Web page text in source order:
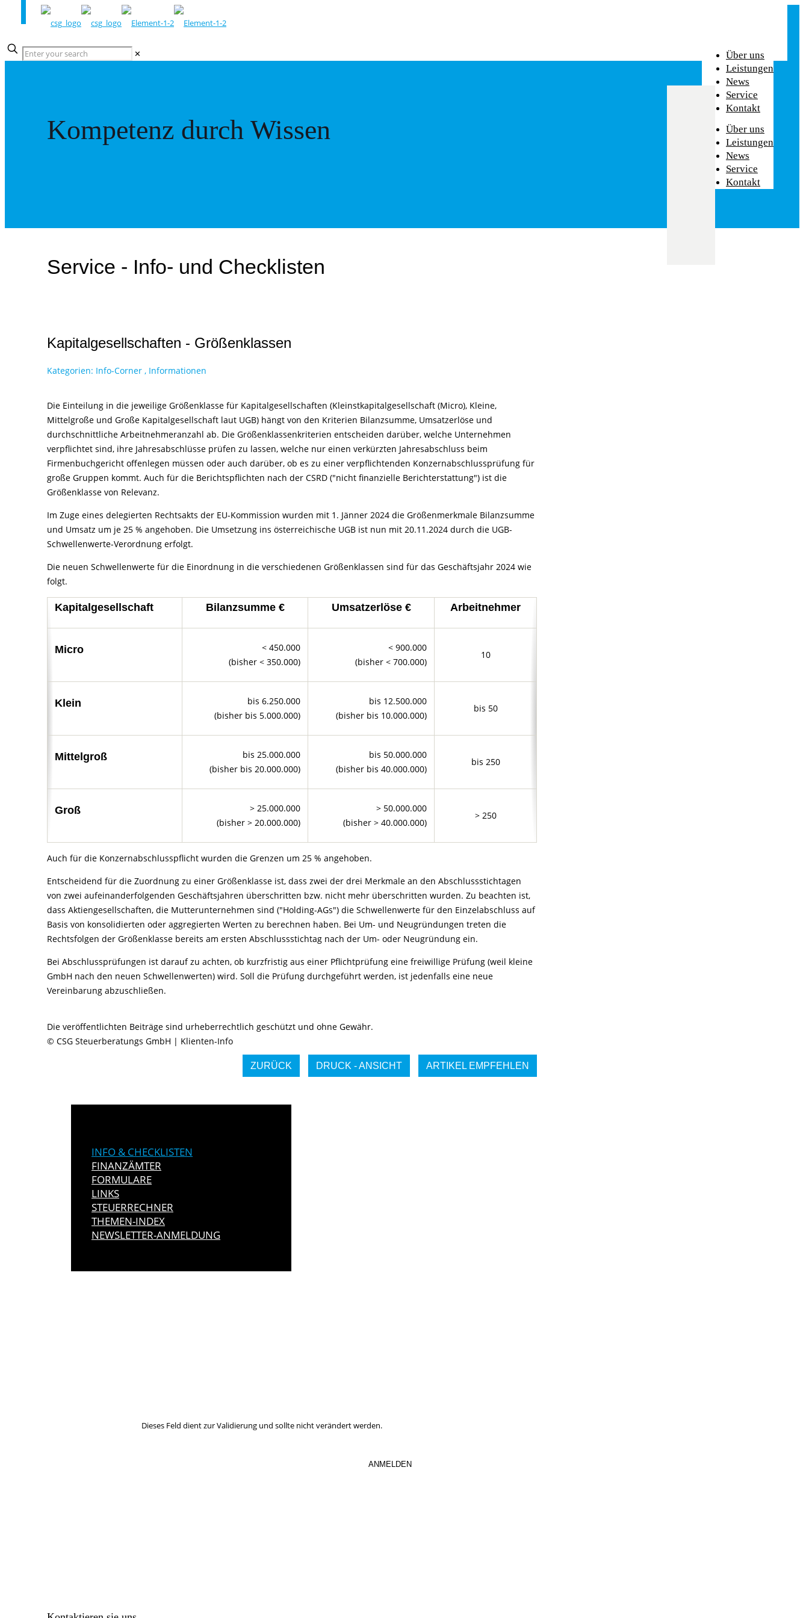
Über uns
Leistungen
News
Service
Kontakt
Über uns
Leistungen
News
Service
Kontakt
✕
Kompetenz durch Wissen
Service - Info- und Checklisten
Kapitalgesellschaften - Größenklassen
Kategorien: Info-Corner , Informationen
Die Einteilung in die jeweilige Größenklasse für Kapitalgesellschaften (Kleinstkapitalgesellschaft (Micro), Kleine,
Mittelgroße und Große Kapitalgesellschaft laut UGB) hängt von den Kriterien Bilanzsumme, Umsatzerlöse und
durchschnittliche Arbeitnehmeranzahl ab. Die Größenklassenkriterien entscheiden darüber, welche Unternehmen
verpflichtet sind, ihre Jahresabschlüsse prüfen zu lassen, welche nur einen verkürzten Jahresabschluss beim
Firmenbuchgericht offenlegen müssen oder auch darüber, ob es zu einer verpflichtenden Konzernabschlussprüfung für
große Gruppen kommt. Auch für die Berichtspflichten nach der CSRD ("nicht finanzielle Berichterstattung") ist die
Größenklasse von Relevanz.
Im Zuge eines delegierten Rechtsakts der EU-Kommission wurden mit 1. Jänner 2024 die Größenmerkmale Bilanzsumme
und Umsatz um je 25 % angehoben. Die Umsetzung ins österreichische UGB ist nun mit 20.11.2024 durch die UGB-
Schwellenwerte-Verordnung erfolgt.
Die neuen Schwellenwerte für die Einordnung in die verschiedenen Größenklassen sind für das Geschäftsjahr 2024 wie
folgt.
Kapitalgesellschaft Bilanzsumme € Umsatzerlöse € Arbeitnehmer
Micro
< 450.000
(bisher < 350.000)
< 900.000
(bisher < 700.000)
10
Klein
bis 6.250.000
(bisher bis 5.000.000)
bis 12.500.000
(bisher bis 10.000.000)
bis 50
Mittelgroß
bis 25.000.000
(bisher bis 20.000.000)
bis 50.000.000
(bisher bis 40.000.000)
bis 250
Groß
> 25.000.000
(bisher > 20.000.000)
> 50.000.000
(bisher > 40.000.000)
> 250
Auch für die Konzernabschlusspflicht wurden die Grenzen um 25 % angehoben.
Entscheidend für die Zuordnung zu einer Größenklasse ist, dass zwei der drei Merkmale an den Abschlussstichtagen
von zwei aufeinanderfolgenden Geschäftsjahren überschritten bzw. nicht mehr überschritten wurden. Zu beachten ist,
dass Aktiengesellschaften, die Mutterunternehmen sind ("Holding-AGs") die Schwellenwerte für den Einzelabschluss auf
Basis von konsolidierten oder aggregierten Werten zu berechnen haben. Bei Um- und Neugründungen treten die
Rechtsfolgen der Größenklasse bereits am ersten Abschlussstichtag nach der Um- oder Neugründung ein.
Bei Abschlussprüfungen ist darauf zu achten, ob kurzfristig aus einer Pflichtprüfung eine freiwillige Prüfung (weil kleine
GmbH nach den neuen Schwellenwerten) wird. Soll die Prüfung durchgeführt werden, ist jedenfalls eine neue
Vereinbarung abzuschließen.
Die veröffentlichten Beiträge sind urheberrechtlich geschützt und ohne Gewähr.
© CSG Steuerberatungs GmbH | Klienten-Info
ZURÜCK DRUCK - ANSICHT ARTIKEL EMPFEHLEN
INFO & CHECKLISTEN
FINANZÄMTER
FORMULARE
LINKS
STEUERRECHNER
THEMEN-INDEX
NEWSLETTER-ANMELDUNG
Dieses Feld dient zur Validierung und sollte nicht verändert werden.